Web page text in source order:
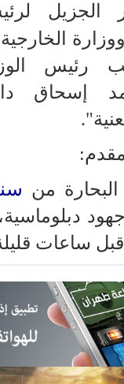
الجزيل
ووزارة الخارجية
رئيس
إسحاق
من
جهود
ساعات